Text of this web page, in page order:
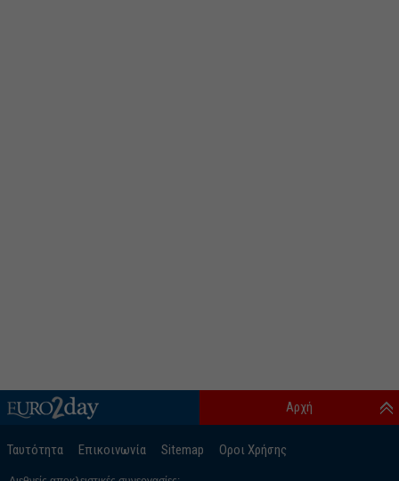
Ταυτότητα Επικοινωνία Sitemap Οροι Χρήσης
Αρχή